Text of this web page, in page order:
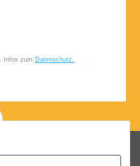
Media